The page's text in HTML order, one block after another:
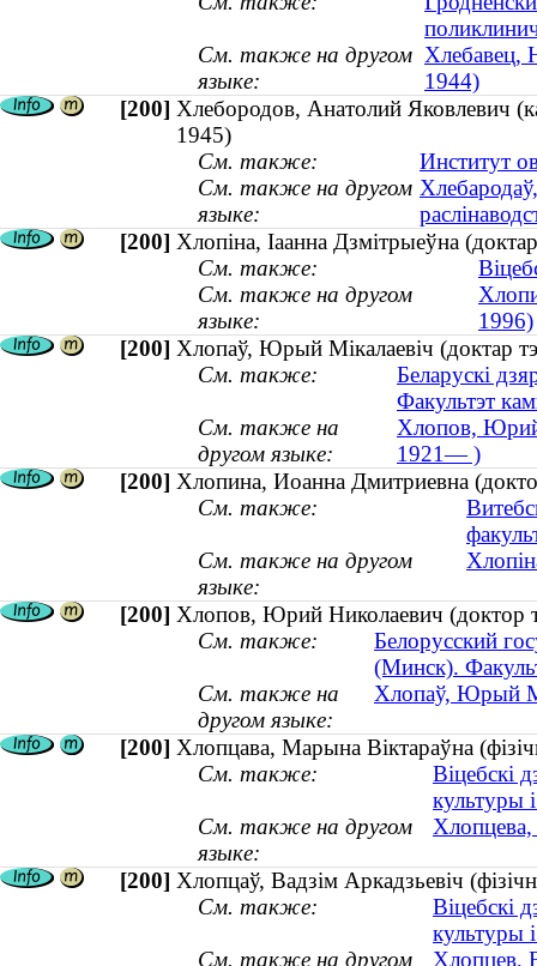
См. также на другом
языке:
Хлебавец,
1944)
[200] Хлебородов, Анатолий Яковлевич
1945)
См. также:
Институт
См. также на другом
языке:
[200] Хлопіна, Іаанна Дзмітрыеўна
См. также:
См. также на другом
языке:
1996)
[200] Хлопаў, Юрый Мікалаевіч (доктар
См. также:
Беларускі
Факультэт
См. также на
другом языке:
Хлопов, Юрий
1921— )
[200] Хлопина, Иоанна Дмитриевна
См. также:
См. также на другом
языке:
[200] Хлопов, Юрий Николаевич (доктор
См. также:
Белорусский
(Минск).
См. также на
другом языке:
Хлопаў, Юрый
[200] Хлопцава, Марына Віктараўна
См. также:
Віцебскі
культуры
См. также на другом
языке:
Хлопцева,
[200] Хлопцаў, Вадзім Аркадзьевіч
См. также:
Віцебскі
культуры
См. также на другом
Хлопцев,